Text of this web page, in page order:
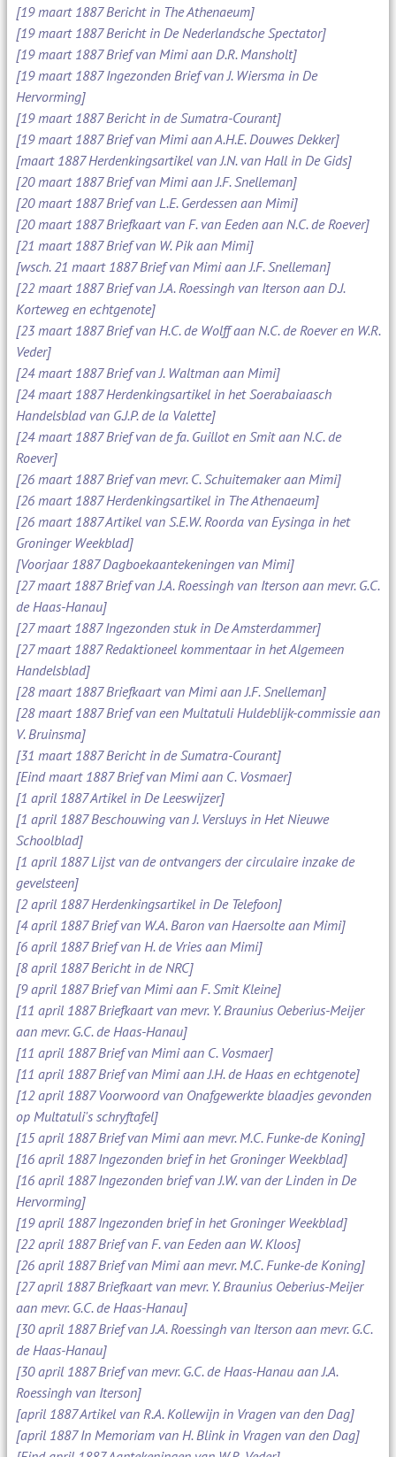
[19 maart 1887 Bericht in The Athenaeum]
[19 maart 1887 Bericht in De Nederlandsche Spectator]
[19 maart 1887 Brief van Mimi aan D.R. Mansholt]
[19 maart 1887 Ingezonden Brief van J. Wiersma in De
Hervorming]
[19 maart 1887 Bericht in de Sumatra-Courant]
[19 maart 1887 Brief van Mimi aan A.H.E. Douwes Dekker]
[maart 1887 Herdenkingsartikel van J.N. van Hall in De Gids]
[20 maart 1887 Brief van Mimi aan J.F. Snelleman]
[20 maart 1887 Brief van L.E. Gerdessen aan Mimi]
[20 maart 1887 Briefkaart van F. van Eeden aan N.C. de Roever]
[21 maart 1887 Brief van W. Pik aan Mimi]
[wsch. 21 maart 1887 Brief van Mimi aan J.F. Snelleman]
[22 maart 1887 Brief van J.A. Roessingh van Iterson aan D.J.
Korteweg en echtgenote]
[23 maart 1887 Brief van H.C. de Wolff aan N.C. de Roever en W.R.
Veder]
[24 maart 1887 Brief van J. Waltman aan Mimi]
[24 maart 1887 Herdenkingsartikel in het Soerabaiaasch
Handelsblad van G.J.P. de la Valette]
[24 maart 1887 Brief van de fa. Guillot en Smit aan N.C. de
Roever]
[26 maart 1887 Brief van mevr. C. Schuitemaker aan Mimi]
[26 maart 1887 Herdenkingsartikel in The Athenaeum]
[26 maart 1887 Artikel van S.E.W. Roorda van Eysinga in het
Groninger Weekblad]
[Voorjaar 1887 Dagboekaantekeningen van Mimi]
[27 maart 1887 Brief van J.A. Roessingh van Iterson aan mevr. G.C.
de Haas-Hanau]
[27 maart 1887 Ingezonden stuk in De Amsterdammer]
[27 maart 1887 Redaktioneel kommentaar in het Algemeen
Handelsblad]
[28 maart 1887 Briefkaart van Mimi aan J.F. Snelleman]
[28 maart 1887 Brief van een Multatuli Huldeblijk-commissie aan
V. Bruinsma]
[31 maart 1887 Bericht in de Sumatra-Courant]
[Eind maart 1887 Brief van Mimi aan C. Vosmaer]
[1 april 1887 Artikel in De Leeswijzer]
[1 april 1887 Beschouwing van J. Versluys in Het Nieuwe
Schoolblad]
[1 april 1887 Lijst van de ontvangers der circulaire inzake de
gevelsteen]
[2 april 1887 Herdenkingsartikel in De Telefoon]
[4 april 1887 Brief van W.A. Baron van Haersolte aan Mimi]
[6 april 1887 Brief van H. de Vries aan Mimi]
[8 april 1887 Bericht in de NRC]
[9 april 1887 Brief van Mimi aan F. Smit Kleine]
[11 april 1887 Briefkaart van mevr. Y. Braunius Oeberius-Meijer
aan mevr. G.C. de Haas-Hanau]
[11 april 1887 Brief van Mimi aan C. Vosmaer]
[11 april 1887 Brief van Mimi aan J.H. de Haas en echtgenote]
[12 april 1887 Voorwoord van Onafgewerkte blaadjes gevonden
op Multatuli's schryftafel]
[15 april 1887 Brief van Mimi aan mevr. M.C. Funke-de Koning]
[16 april 1887 Ingezonden brief in het Groninger Weekblad]
[16 april 1887 Ingezonden brief van J.W. van der Linden in De
Hervorming]
[19 april 1887 Ingezonden brief in het Groninger Weekblad]
[22 april 1887 Brief van F. van Eeden aan W. Kloos]
[26 april 1887 Brief van Mimi aan mevr. M.C. Funke-de Koning]
[27 april 1887 Briefkaart van mevr. Y. Braunius Oeberius-Meijer
aan mevr. G.C. de Haas-Hanau]
[30 april 1887 Brief van J.A. Roessingh van Iterson aan mevr. G.C.
de Haas-Hanau]
[30 april 1887 Brief van mevr. G.C. de Haas-Hanau aan J.A.
Roessingh van Iterson]
[april 1887 Artikel van R.A. Kollewijn in Vragen van den Dag]
[april 1887 In Memoriam van H. Blink in Vragen van den Dag]